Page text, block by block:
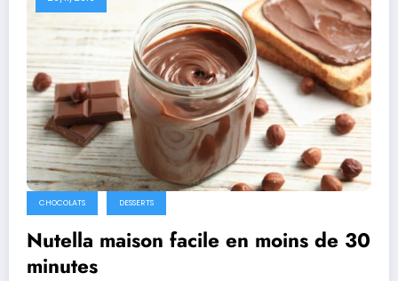
CHOCOLATS DESSERTS
Nutella maison facile en moins de 30
minutes